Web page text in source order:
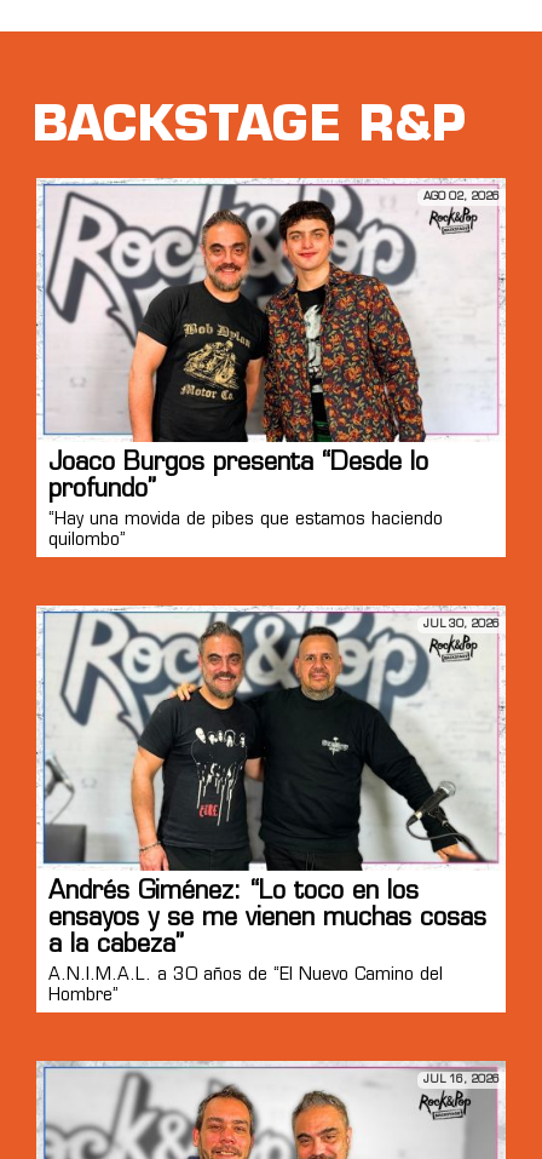
BACKSTAGE R&P
AGO 02, 2026
Joaco Burgos presenta “Desde lo
profundo”
“Hay una movida de pibes que estamos haciendo
quilombo”
JUL 30, 2026
Andrés Giménez: “Lo toco en los
ensayos y se me vienen muchas cosas
a la cabeza”
A.N.I.M.A.L. a 30 años de “El Nuevo Camino del
Hombre”
JUL 16, 2026